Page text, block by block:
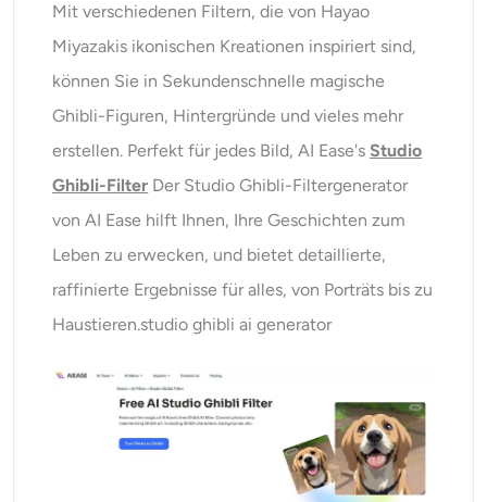
Mit verschiedenen Filtern, die von Hayao
Miyazakis ikonischen Kreationen inspiriert sind,
können Sie in Sekundenschnelle magische
Ghibli-Figuren, Hintergründe und vieles mehr
erstellen. Perfekt für jedes Bild, AI Ease's Studio
Ghibli-Filter Der Studio Ghibli-Filtergenerator
von AI Ease hilft Ihnen, Ihre Geschichten zum
Leben zu erwecken, und bietet detaillierte,
raffinierte Ergebnisse für alles, von Porträts bis zu
Haustieren.studio ghibli ai generator